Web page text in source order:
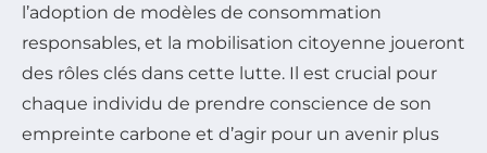
l’adoption de modèles de consommation
responsables, et la mobilisation citoyenne joueront
des rôles clés dans cette lutte. Il est crucial pour
chaque individu de prendre conscience de son
empreinte carbone et d’agir pour un avenir plus